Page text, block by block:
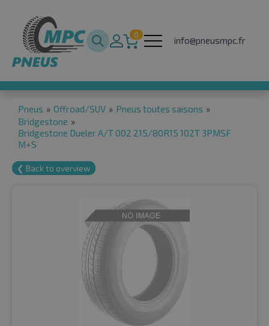
0
info@pneusmpc.fr
Pneus » Offroad/SUV » Pneus toutes saisons »
Bridgestone »
Bridgestone Dueler A/T 002 215/80R15 102T 3PMSF
M+S
❮ Back to overview